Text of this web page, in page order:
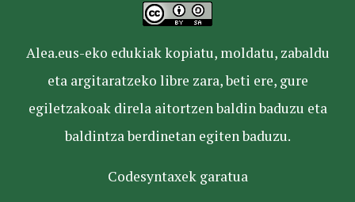
Alea.eus-eko edukiak kopiatu, moldatu, zabaldu
eta argitaratzeko libre zara, beti ere, gure
egiletzakoak direla aitortzen baldin baduzu eta
baldintza berdinetan egiten baduzu.
Codesyntaxek garatua